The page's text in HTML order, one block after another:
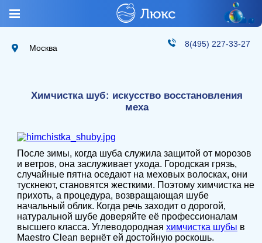
Москва 8(495) 227-33-27
Химчистка шуб: искусство восстановления
меха
После зимы, когда шуба служила защитой от морозов
и ветров, она заслуживает ухода. Городская грязь,
случайные пятна оседают на меховых волосках, они
тускнеют, становятся жесткими. Поэтому химчистка не
прихоть, а процедура, возвращающая шубе
начальный облик. Когда речь заходит о дорогой,
натуральной шубе доверяйте её профессионалам
высшего класса. Углеводородная химчистка шубы в
Maestro Clean вернёт ей достойную роскошь.